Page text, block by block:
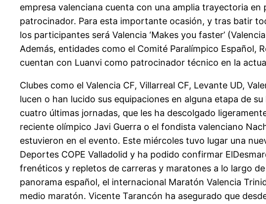
empresa valenciana cuenta con una amplia trayectoria
patrocinador. Para esta importante ocasión, y tras batir
los participantes será Valencia ‘Makes you faster’
Además, entidades como el Comité Paralímpico Español,
cuentan con Luanvi como patrocinador técnico en la
Clubes como el Valencia CF, Villarreal CF, Levante UD,
lucen o han lucido sus equipaciones en alguna etapa de
cuatro últimas jornadas, que les ha descolgado
reciente olímpico Javi Guerra o el fondista valenciano
estuvieron en el evento. Este miércoles tuvo lugar una
Deportes COPE Valladolid y ha podido confirmar
frenéticos y repletos de carreras y maratones a lo largo
panorama español, el internacional Maratón Valencia
medio maratón. Vicente Tarancón ha asegurado que